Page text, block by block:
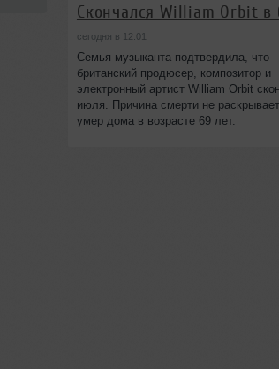
Скончался William Orbit в
сегодня в 12:01
Семья музыканта подтвердила, что
британский продюсер, композитор и
электронный артист William Orbit
июля. Причина смерти не
умер дома в возрасте 69 лет.